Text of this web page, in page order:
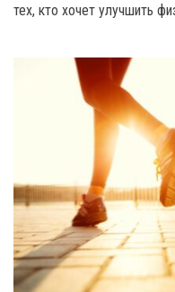
тех, кто хочет улучшить